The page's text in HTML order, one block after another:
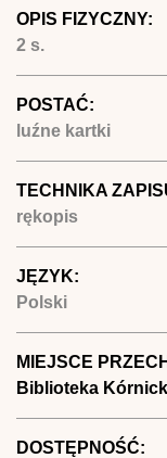
OPIS FIZYCZNY:
2 s.
POSTAĆ:
luźne kartki
TECHNIKA
rękopis
JĘZYK:
Polski
MIEJSCE
Biblioteka
DOSTĘPNOŚĆ: